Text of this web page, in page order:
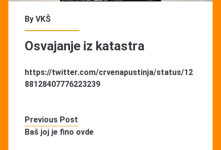
By VKŠ
Osvajanje iz katastra
https://twitter.com/crvenapustinja/status/12
88128407776223239
Previous Post
Baš joj je fino ovde